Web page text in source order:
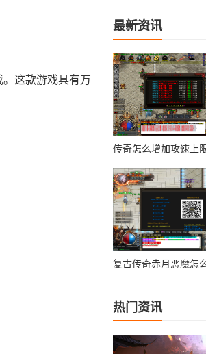
。这款游戏具有万
最新资讯
传奇怎么增加攻速上
热门资讯